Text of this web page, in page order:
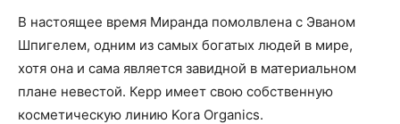
В настоящее время Миранда помолвлена с Эваном
Шпигелем, одним из самых богатых людей в мире,
хотя она и сама является завидной в материальном
плане невестой. Керр имеет свою собственную
косметическую линию Kora Organics.